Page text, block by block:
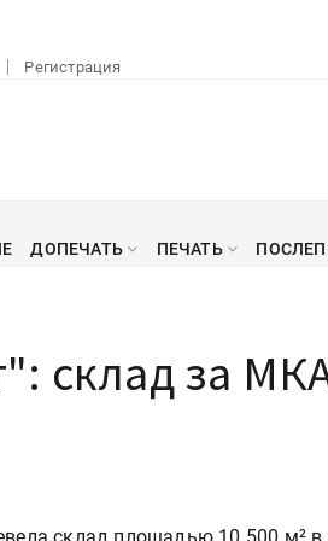
Регистрация
ДОПЕЧАТЬ ПЕЧАТЬ
склад за